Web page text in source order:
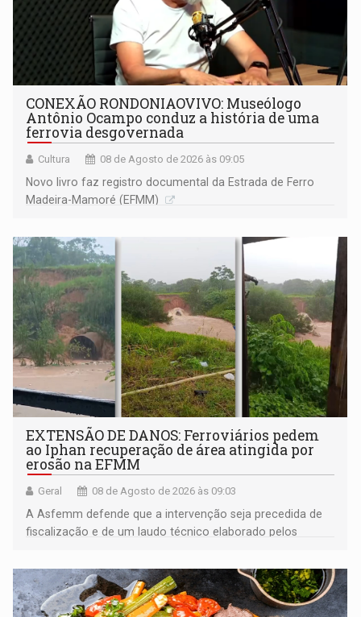
CONEXÃO RONDONIAOVIVO: Museólogo
Antônio Ocampo conduz a história de uma
ferrovia desgovernada
Cultura 08 de Agosto de 2026 às 09:05
Novo livro faz registro documental da Estrada de Ferro
Madeira-Mamoré (EFMM)
EXTENSÃO DE DANOS: Ferroviários pedem
ao Iphan recuperação de área atingida por
erosão na EFMM
Geral 08 de Agosto de 2026 às 09:03
A Asfemm defende que a intervenção seja precedida de
fiscalização e de um laudo técnico elaborado pelos